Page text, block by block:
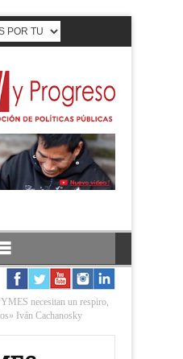
necesitan un respiro,
Iván Cachanosky